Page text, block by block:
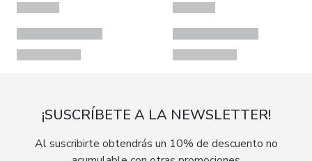
¡SUSCRÍBETE A LA NEWSLETTER!
Al suscribirte obtendrás un 10% de descuento no